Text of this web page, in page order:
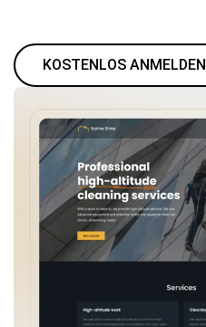
KOSTENLOS ANMELDEN